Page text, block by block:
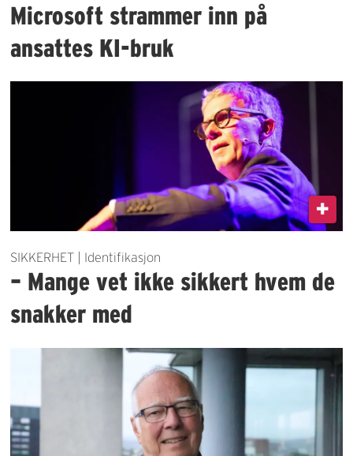
Microsoft strammer inn på
ansattes KI-bruk
SIKKERHET | Identifikasjon
– Mange vet ikke sikkert hvem de
snakker med